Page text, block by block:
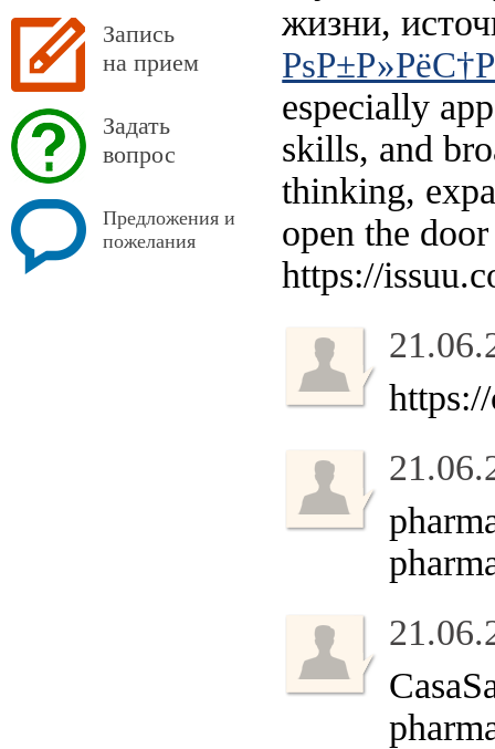
Запись
на прием
Задать
вопрос
Предложения и
пожелания
жизни,
especially
skills, and
thinking,
open the
https://